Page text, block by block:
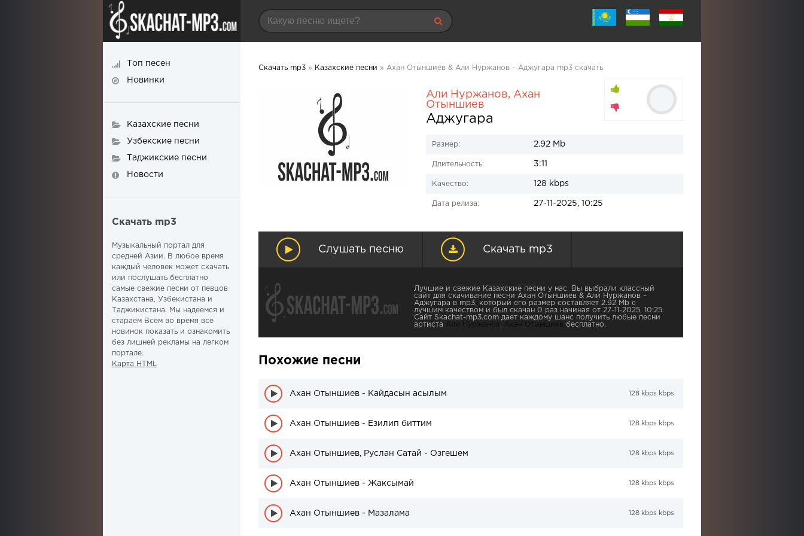
Скачать mp3 » Казахские песни » Ахан Отыншиев & Али Нуржанов – Аджугара mp3 скачать
Али Нуржанов, Ахан
Отыншиев
Аджугара
Размер: 2.92 Mb
Длительность: 3:11
Качество: 128 kbps
Дата релиза: 27-11-2025, 10:25
Слушать песню Скачать mp3
Лучшие и свежие Казахские песни у нас. Вы выбрали классный
сайт для скачивание песни Ахан Отыншиев & Али Нуржанов –
Аджугара в mp3, который его размер составляет 2.92 Mb с
лучшим качеством и был скачан 0 раз начиная от 27-11-2025, 10:25.
Сайт Skachat-mp3.com дает каждому шанс получить любые песни
артиста
Али Нуржанов Ахан Отыншиев бесплатно.
Похожие песни
Ахан Отыншиев - Кайдасын асылым 128 kbps kbps
Ахан Отыншиев - Езилип биттим 128 kbps kbps
Ахан Отыншиев, Руслан Сатай - Озгешем 128 kbps kbps
Ахан Отыншиев - Жаксымай 128 kbps kbps
Ахан Отыншиев - Мазалама 128 kbps kbps
Топ песен
Новинки
Казахские песни
Узбекские песни
Таджикские песни
Новости
Скачать mp3
Музыкальный портал для
средней Азии. В любое время
каждый человек может скачать
или послушать бесплатно
самые свежие песни от певцов
Казахстана, Узбекистана и
Таджикистана. Мы надеемся и
стараем Всем во время все
новинок показать и ознакомить
без лишней рекламы на легком
портале.
Карта HTML